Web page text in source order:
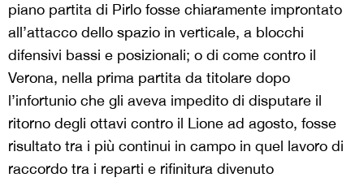
piano partita di Pirlo fosse chiaramente improntato
all’attacco dello spazio in verticale, a blocchi
difensivi bassi e posizionali; o di come contro il
Verona, nella prima partita da titolare dopo
l’infortunio che gli aveva impedito di disputare il
ritorno degli ottavi contro il Lione ad agosto, fosse
risultato tra i più continui in campo in quel lavoro di
raccordo tra i reparti e rifinitura divenuto